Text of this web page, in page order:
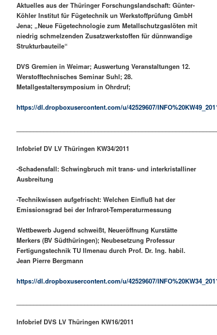
Aktuelles aus der Thüringer Forschungslandschaft: Günter-
Köhler Institut für Fügetechnik un Werkstoffprüfung GmbH
Jena; „Neue Fügetechnologie zum Metallschutzgaslöten mit
niedrig schmelzenden Zusatzwerkstoffen für dünnwandige
Strukturbauteile“
DVS Gremien in Weimar; Auswertung Veranstaltungen 12.
Werstofftechnisches Seminar Suhl; 28.
Metallgestaltersymposium in Ohrdruf;
https://dl.dropboxusercontent.com/u/42529607/
Infobrief DV LV Thüringen KW34/2011
-Schadensfall: Schwingbruch mit trans- und interkristalliner
Ausbreitung
-Technikwissen aufgefrischt: Welchen Einfluß hat der
Emissionsgrad bei der Infrarot-Temperaturmessung
Wettbewerb Jugend schweißt, Neueröffnung Kurstätte
Merkers (BV Südthüringen); Neubesetzung Professur
Fertigungstechnik TU Ilmenau durch Prof. Dr. Ing. habil.
Jean Pierre Bergmann
https://dl.dropboxusercontent.com/u/42529607/
Infobrief DVS LV Thüringen KW16/2011